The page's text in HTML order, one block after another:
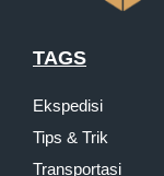
TAGS
Ekspedisi
Tips & Trik
Transportasi